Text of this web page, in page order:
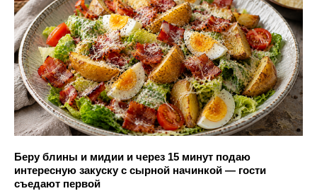
Беру блины и мидии и через 15 минут подаю
интересную закуску с сырной начинкой — гости
съедают первой